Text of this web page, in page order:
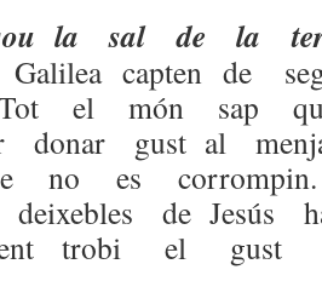
sou la sal de la
Galilea capten de
el món sap
donar gust al
no es
deixebles de
trobi el